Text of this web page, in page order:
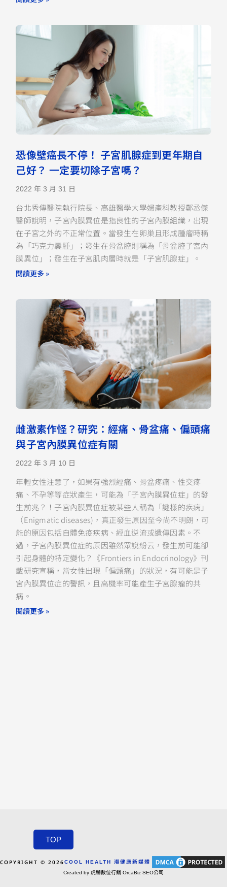
恐像壁癌長不停！ 子宮肌腺症到更年期自
己好？ 一定要切除子宮嗎？
2022 年 3 月 31 日
台北秀傳醫院執行院長、高雄醫學大學婦產科教授鄭丞傑
醫師說明，子宮內膜異位是指良性的子宮內膜組織，出現
在子宮之外的不正常位置。當發生在卵巢且形成腫瘤時稱
為「巧克力囊腫」；發生在骨盆腔則稱為「骨盆腔子宮內
膜異位」；發生在子宮肌肉層時就是「子宮肌腺症」。
閱讀更多 »
雌激素作怪？研究：經痛、骨盆痛、偏頭痛
與子宮內膜異位症有關
2022 年 3 月 10 日
年輕女性注意了，如果有強烈經痛、骨盆疼痛、性交疼
痛、不孕等等症狀產生，可能為「子宮內膜異位症」的發
生前兆？！子宮內膜異位症被某些人稱為「謎樣的疾病」
（Enigmatic diseases)，真正發生原因至今尚不明朗，可
能的原因包括自體免疫疾病、經血逆流或遺傳因素。不
過，子宮內膜異位症的原因雖然眾說紛云，發生前可能卻
引起身體的特定變化？《Frontiers in Endocrinology》刊
載研究宣稱，當女性出現「偏頭痛」的狀況，有可能是子
宮內膜異位症的警訊，且高機率可能產生子宮腺瘤的共
病。
閱讀更多 »
TOP
COPYRIGHT © 2026COOL HEALTH 潮健康新媒體
Created by 虎鯨數位行銷 OrcaBiz SEO公司